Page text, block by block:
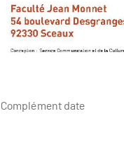
Complément date